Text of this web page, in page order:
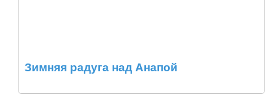
Зимняя радуга над Анапой